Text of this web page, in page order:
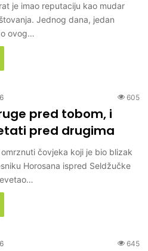
je imao reputaciju kao mudar
Jednog dana, jedan
ovog…
605
pred tobom, i
pred drugima
čovjeka koji je bio blizak
Horosana ispred Seldžučke
645